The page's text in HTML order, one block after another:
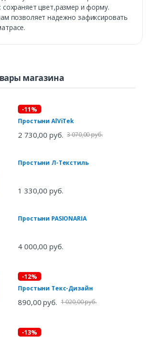
сохраняет цвет,размер и форму.
позволяет надежно зафиксировать
магазина
-11%
Простыни AlViTek
2 730,00 руб. 3 070,00 руб.
Простыни Л-Текстиль
1 330,00 руб.
Простыни PASIONARIA
4 000,00 руб.
-12%
Простыни Текс-Дизайн
890,00 руб. 1 020,00 руб.
-13%